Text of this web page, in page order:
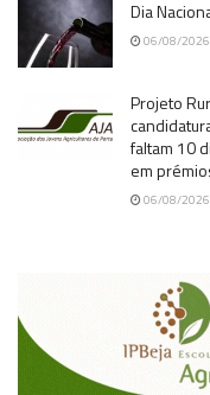
Dia
06/08/2026
Projeto
faltam 10
em
06/08/2026